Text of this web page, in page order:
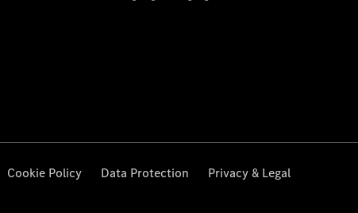
Cookie Policy Data Protection Privacy & Legal